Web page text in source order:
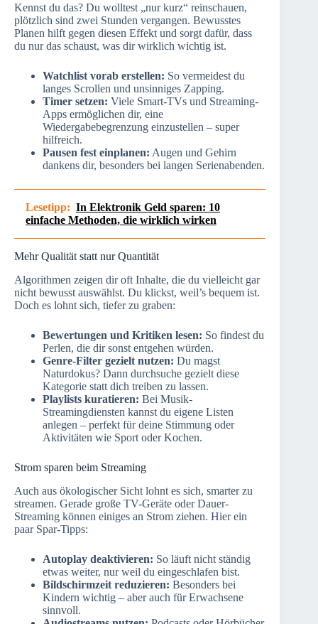
Kennst du das? Du wolltest „nur kurz“ reinschauen,
plötzlich sind zwei Stunden vergangen. Bewusstes
Planen hilft gegen diesen Effekt und sorgt dafür, dass
du nur das schaust, was dir wirklich wichtig ist.
Watchlist vorab erstellen: So vermeidest du
langes Scrollen und unsinniges Zapping.
Timer setzen: Viele Smart-TVs und Streaming-
Apps ermöglichen dir, eine
Wiedergabebegrenzung einzustellen – super
hilfreich.
Pausen fest einplanen: Augen und Gehirn
dankens dir, besonders bei langen Serienabenden.
Lesetipp: In Elektronik Geld sparen: 10
einfache Methoden, die wirklich wirken
Mehr Qualität statt nur Quantität
Algorithmen zeigen dir oft Inhalte, die du vielleicht gar
nicht bewusst auswählst. Du klickst, weil’s bequem ist.
Doch es lohnt sich, tiefer zu graben:
Bewertungen und Kritiken lesen: So findest du
Perlen, die dir sonst entgehen würden.
Genre-Filter gezielt nutzen: Du magst
Naturdokus? Dann durchsuche gezielt diese
Kategorie statt dich treiben zu lassen.
Playlists kuratieren: Bei Musik-
Streamingdiensten kannst du eigene Listen
anlegen – perfekt für deine Stimmung oder
Aktivitäten wie Sport oder Kochen.
Strom sparen beim Streaming
Auch aus ökologischer Sicht lohnt es sich, smarter zu
streamen. Gerade große TV-Geräte oder Dauer-
Streaming können einiges an Strom ziehen. Hier ein
paar Spar-Tipps:
Autoplay deaktivieren: So läuft nicht ständig
etwas weiter, nur weil du eingeschlafen bist.
Bildschirmzeit reduzieren: Besonders bei
Kindern wichtig – aber auch für Erwachsene
sinnvoll.